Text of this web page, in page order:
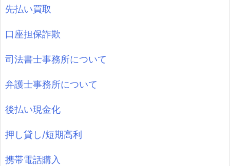
先払い買取
口座担保詐欺
司法書士事務所について
弁護士事務所について
後払い現金化
押し貸し/短期高利
携帯電話購入